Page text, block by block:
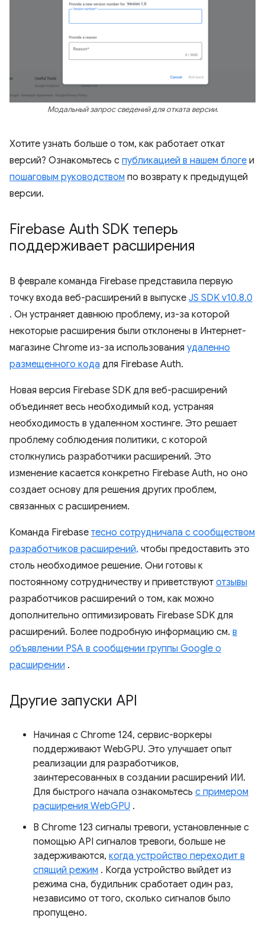
Модальный запрос сведений для отката версии.
Хотите узнать больше о том, как работает откат
версий? Ознакомьтесь с публикацией в нашем блоге и
пошаговым руководством по возврату к предыдущей
версии.
Firebase Auth SDK теперь
поддерживает расширения
В феврале команда Firebase представила первую
точку входа веб-расширений в выпуске JS SDK v10.8.0
. Он устраняет давнюю проблему, из-за которой
некоторые расширения были отклонены в Интернет-
магазине Chrome из-за использования удаленно
размещенного кода для Firebase Auth.
Новая версия Firebase SDK для веб-расширений
объединяет весь необходимый код, устраняя
необходимость в удаленном хостинге. Это решает
проблему соблюдения политики, с которой
столкнулись разработчики расширений. Это
изменение касается конкретно Firebase Auth, но оно
создает основу для решения других проблем,
связанных с расширением.
Команда Firebase тесно сотрудничала с сообществом
разработчиков расширений, чтобы предоставить это
столь необходимое решение. Они готовы к
постоянному сотрудничеству и приветствуют отзывы
разработчиков расширений о том, как можно
дополнительно оптимизировать Firebase SDK для
расширений. Более подробную информацию см. в
объявлении PSA в сообщении группы Google о
расширении .
Другие запуски API
Начиная с Chrome 124, сервис-воркеры
поддерживают WebGPU. Это улучшает опыт
реализации для разработчиков,
заинтересованных в создании расширений ИИ.
Для быстрого начала ознакомьтесь с примером
расширения WebGPU .
В Chrome 123 сигналы тревоги, установленные с
помощью API сигналов тревоги, больше не
задерживаются, когда устройство переходит в
спящий режим . Когда устройство выйдет из
режима сна, будильник сработает один раз,
независимо от того, сколько сигналов было
пропущено.